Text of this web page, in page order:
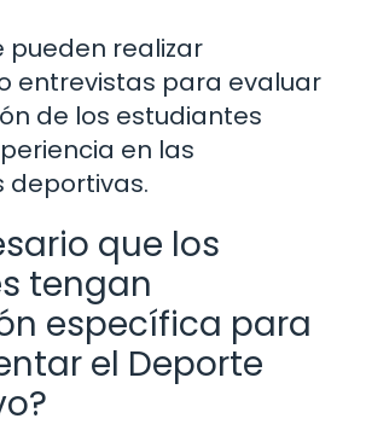
pueden realizar
entrevistas para evaluar
de los estudiantes
en las
deportivas.
que los
tengan
específica para
el Deporte